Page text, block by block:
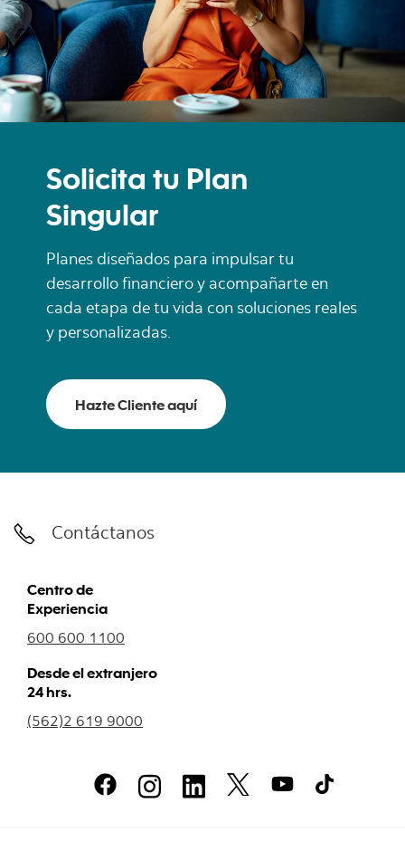
Solicita tu Plan
Singular
Planes diseñados para impulsar tu
desarrollo financiero y acompañarte en
cada etapa de tu vida con soluciones reales
y personalizadas.
Hazte Cliente aquí
Contáctanos
Centro de
Experiencia
600 600 1100
Desde el extranjero
24 hrs.
(562)2 619 9000